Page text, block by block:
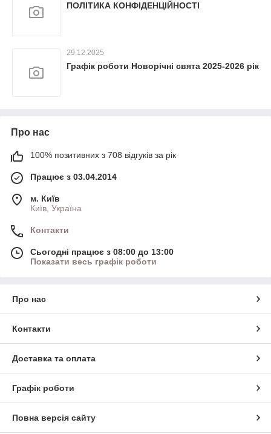
ПОЛІТИКА КОНФІДЕНЦІЙНОСТІ
29.12.2025
Графік роботи Новорічні свята 2025-2026 рік
Про нас
100% позитивних з 708 відгуків за рік
Працює з 03.04.2014
м. Київ
Київ, Україна
Контакти
Сьогодні працює з 08:00 до 13:00
Показати весь графік роботи
Про нас
Контакти
Доставка та оплата
Графік роботи
Повна версія сайту